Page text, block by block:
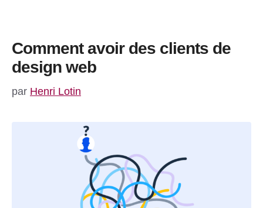
Comment avoir des clients de
design web
par Henri Lotin